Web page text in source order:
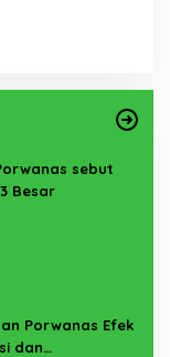
sebut
Besar
Porwanas Efek
dan